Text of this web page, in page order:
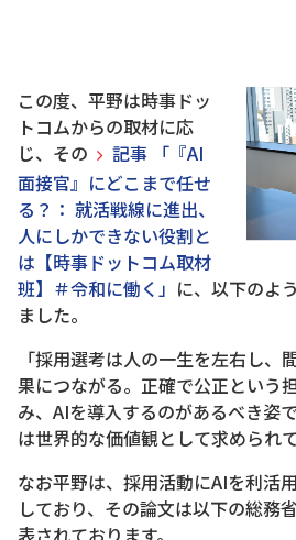
この度、平野は時事ドッ
トコムからの取材に応
じ、その
記事 「『AI
面接官』にどこまで任せ
る？： 就活戦線に進出、
人にしかできない役割と
は【時事ドットコム取材
班】＃令和に働く」 に、以下のよ
ました。
「採用選考は人の一生を左右し、
果につながる。正確で公正という
み、AIを導入するのがあるべき姿
は世界的な価値観として求められて
なお平野は、採用活動にAIを利活
しており、その論文は以下の総務
表されております。